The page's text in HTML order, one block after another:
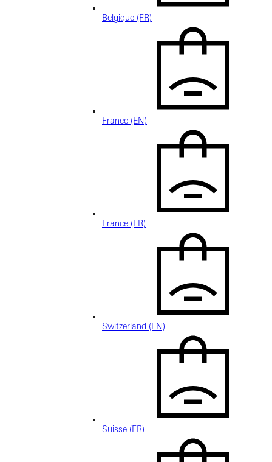
Belgique (FR)
France (EN)
France (FR)
Switzerland (EN)
Suisse (FR)